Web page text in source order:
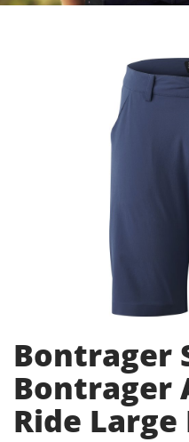
Bontrager
Bontrager
Ride Large